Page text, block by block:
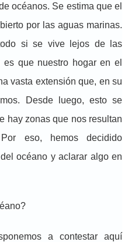
océanos. Se estima que el
por las aguas marinas.
si se vive lejos de las
que nuestro hogar en el
vasta extensión que, en su
Desde luego, esto se
hay zonas que nos resultan
Por eso, hemos decidido
océano y aclarar algo en
a contestar aquí